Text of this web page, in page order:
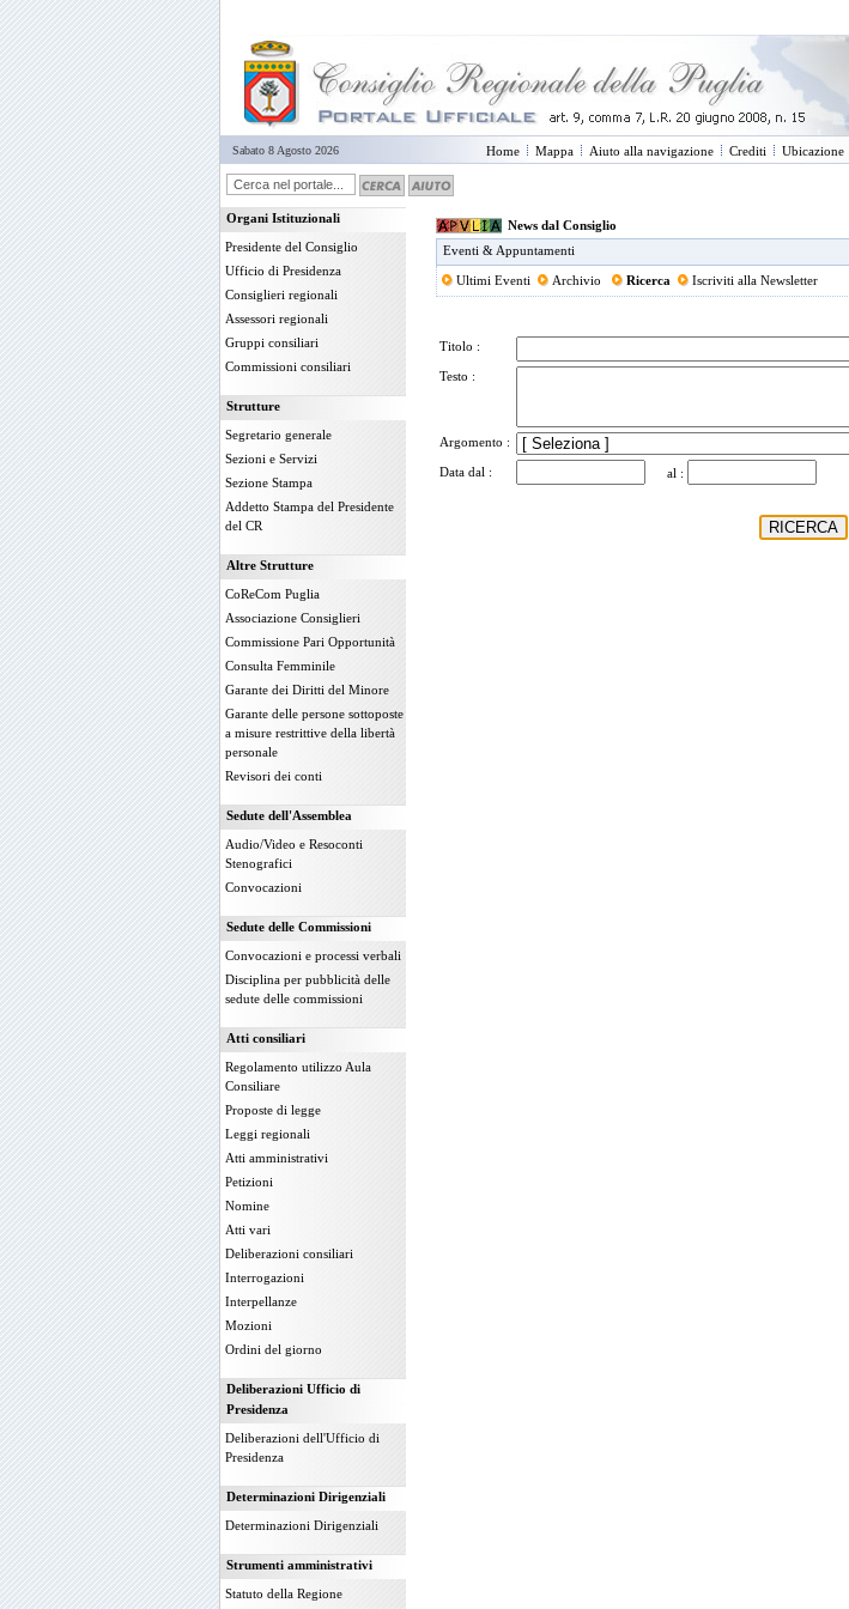
Sabato 8 Agosto 2026 Home Mappa Aiuto alla navigazione Crediti Ubicazione
Organi Istituzionali
Presidente del Consiglio
Ufficio di Presidenza
Consiglieri regionali
Assessori regionali
Gruppi consiliari
Commissioni consiliari
Strutture
Segretario generale
Sezioni e Servizi
Sezione Stampa
Addetto Stampa del Presidente
del CR
Altre Strutture
CoReCom Puglia
Associazione Consiglieri
Commissione Pari Opportunità
Consulta Femminile
Garante dei Diritti del Minore
Garante delle persone sottoposte
a misure restrittive della libertà
personale
Revisori dei conti
Sedute dell'Assemblea
Audio/Video e Resoconti
Stenografici
Convocazioni
Sedute delle Commissioni
Convocazioni e processi verbali
Disciplina per pubblicità delle
sedute delle commissioni
Atti consiliari
Regolamento utilizzo Aula
Consiliare
Proposte di legge
Leggi regionali
Atti amministrativi
Petizioni
Nomine
Atti vari
Deliberazioni consiliari
Interrogazioni
Interpellanze
Mozioni
Ordini del giorno
Deliberazioni Ufficio di
Presidenza
Deliberazioni dell'Ufficio di
Presidenza
Determinazioni Dirigenziali
Determinazioni Dirigenziali
Strumenti amministrativi
Statuto della Regione
News dal Consiglio
Eventi & Appuntamenti
Ultimi Eventi Archivio Ricerca Iscriviti alla Newsletter
Titolo :
Testo :
Argomento :
Data dal : al :